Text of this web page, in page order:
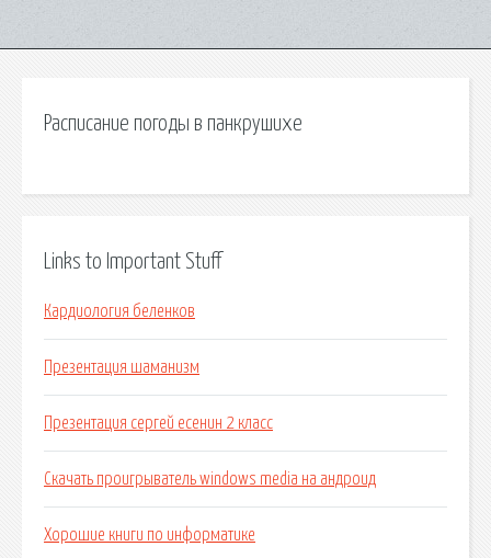
Расписание погоды в панкрушихе
Links to Important Stuff
Кардиология беленков
Презентация шаманизм
Презентация сергей есенин 2 класс
Скачать проигрыватель windows media на андроид
Хорошие книги по информатике